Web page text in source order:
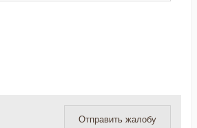
Отправить жалобу